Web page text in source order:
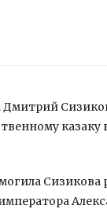
казаку
Сизикова